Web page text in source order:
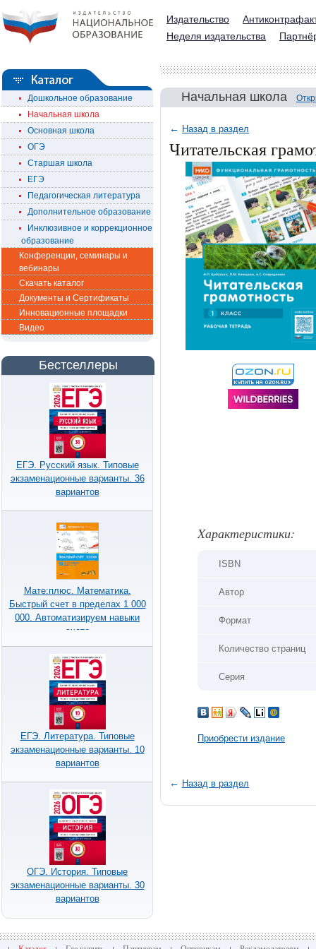
Издательство
Неделя издательства
Дошкольное образование
Начальная школа
Основная школа
ОГЭ
Старшая школа
ЕГЭ
Педагогическая литература
Дополнительное образование
Инклюзивное и коррекционное
образование
Конференции, семинары и
вебинары
Скачать каталог
Документы и Сертификаты
Инновационные площадки
Видео
Бестселлеры
ЕГЭ. Русский язык. Типовые
экзаменационные варианты. 36
вариантов
Мате:плюс. Математика.
Быстрый счет в пределах 1 000
000. Автоматизируем навыки
счета
ЕГЭ. Литература. Типовые
экзаменационные варианты. 10
вариантов
ОГЭ. История. Типовые
экзаменационные варианты. 30
вариантов
Начальная школа
← Назад в раздел
Читательская
Xарактеристики:
ISBN
Автор
Формат
Количество страниц
Серия
Приобрести издание
← Назад в раздел